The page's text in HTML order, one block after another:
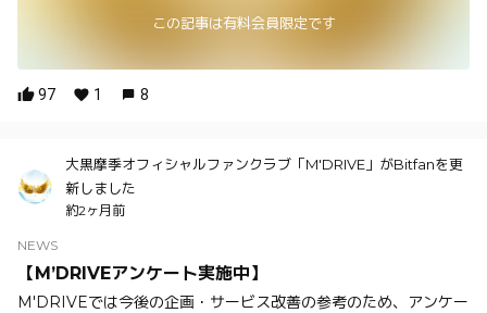
この記事は有料会員限定です
97 1 8
大黒摩季オフィシャルファンクラブ「M'DRIVE」がBitfanを更
新しました
約2ヶ月前
NEWS
【M’DRIVEアンケート実施中】
M'DRIVEでは今後の企画・サービス改善の参考のため、アンケー